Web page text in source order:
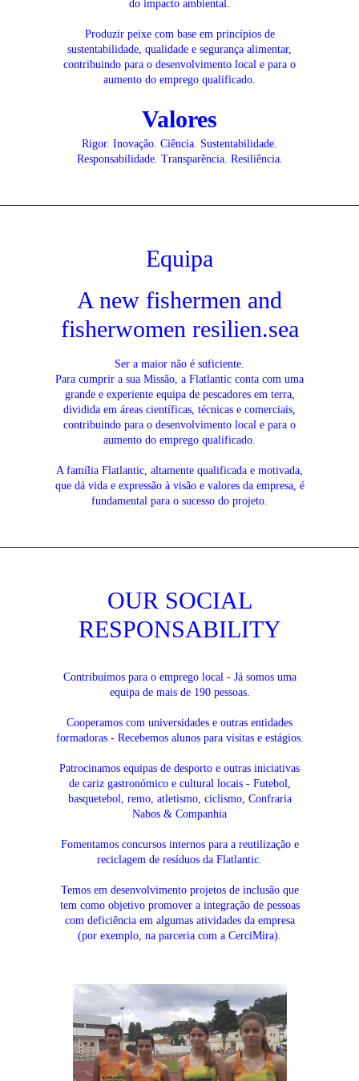
do impacto ambiental.
Produzir peixe com base em princípios de
sustentabilidade, qualidade e segurança alimentar,
contribuindo para o desenvolvimento local e para o
aumento do emprego qualificado.
Valores
Rigor. Inovação. Ciência. Sustentabilidade.
Responsabilidade. Transparência. Resiliência.
Equipa
A new fishermen and
fisherwomen resilien.sea
Ser a maior não é suficiente.
Para cumprir a sua Missão, a Flatlantic conta com uma
grande e experiente equipa de pescadores em terra,
dividida em áreas científicas, técnicas e comerciais,
contribuindo para o desenvolvimento local e para o
aumento do emprego qualificado.
A família Flatlantic, altamente qualificada e motivada,
que dá vida e expressão à visão e valores da empresa, é
fundamental para o sucesso do projeto.
OUR SOCIAL
RESPONSABILITY
Contribuímos para o emprego local - Já somos uma
equipa de mais de 190 pessoas.
Cooperamos com universidades e outras entidades
formadoras - Recebemos alunos para visitas e estágios.
Patrocinamos equipas de desporto e outras iniciativas
de cariz gastronómico e cultural locais - Futebol,
basquetebol, remo, atletismo, ciclismo, Confraria
Nabos & Companhia
Fomentamos concursos internos para a reutilização e
reciclagem de resíduos da Flatlantic.
Temos em desenvolvimento projetos de inclusão que
tem como objetivo promover a integração de pessoas
com deficiência em algumas atividades da empresa
(por exemplo, na parceria com a CerciMira).